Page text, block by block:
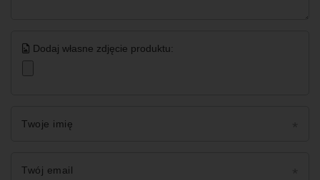
Dodaj własne zdjęcie produktu:
Twoje imię
Twój email